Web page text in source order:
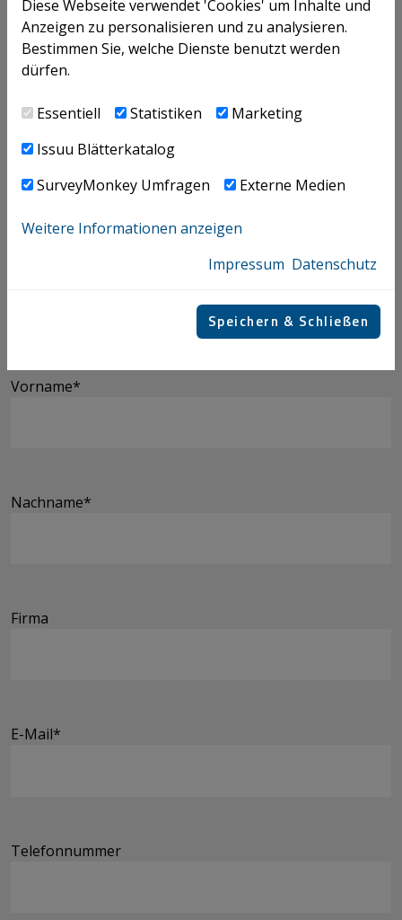
Sie uns bitte so viele Informationen wie möglich.
Wir werden uns umgehend mit Ihnen in Verbindung
setzen. Wir stehen Ihnen aber gerne telefonisch unter
Die mit einem Stern (*) gekennzeichneten Felder sind
Pflichtfelder.
Vorname*
Nachname*
Firma
E-Mail*
Telefonnummer
Diese Webseite verwendet 'Cookies' um Inhalte und
Anzeigen zu personalisieren und zu analysieren.
Bestimmen Sie, welche Dienste benutzt werden
dürfen.
Essentiell Statistiken
Marketing
Issuu Blätterkatalog
SurveyMonkey Umfragen
Externe Medien
Weitere Informationen anzeigen
Impressum Datenschutz
Speichern & Schließen